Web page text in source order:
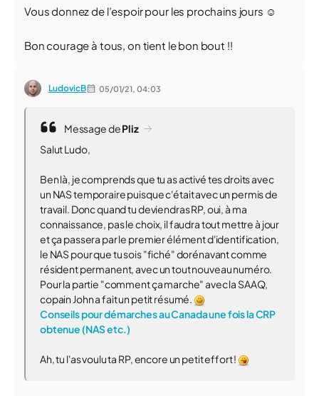
Vous donnez de l’espoir pour les prochains jours ☺️
Bon courage à tous, on tient le bon bout !!
LudovicB 05/01/21, 04:03
Message dePliz
Salut Ludo,
Ben là, je comprends que tu as activé tes droits avec
un NAS temporaire puisque c'était avec un permis de
travail. Donc quand tu deviendras RP, oui, à ma
connaissance, pas le choix, il faudra tout mettre à jour
et ça passera par le premier élément d'identification,
le NAS pour que tu sois "fiché" dorénavant comme
résident permanent, avec un tout nouveau numéro.
Pour la partie "comment ça marche" avec la SAAQ,
copain John a fait un petit résumé.
Conseils pour démarches au Canada une fois la CRP
obtenue (NAS etc.)
Ah, tu l'as voulu ta RP, encore un petit effort !